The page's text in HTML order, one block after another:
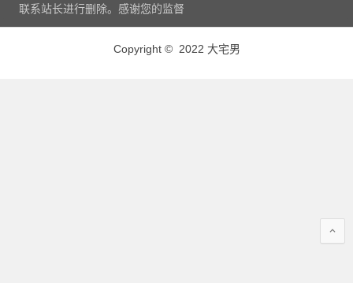
联系站长进行删除。感谢您的监督
Copyright © 2022 大宅男